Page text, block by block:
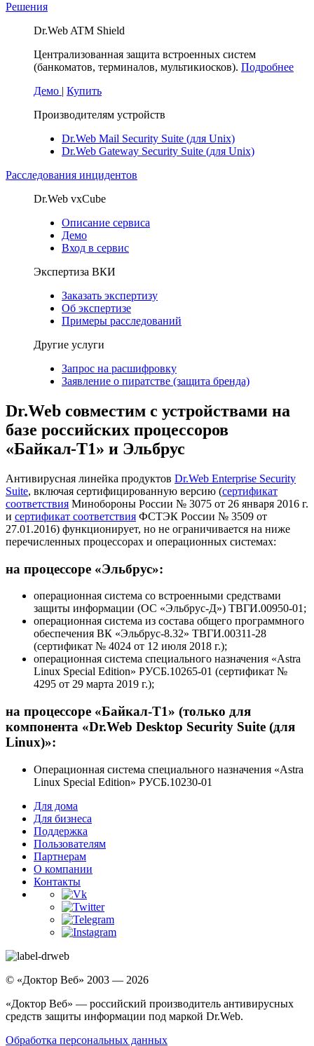
Решения
Dr.Web ATM Shield
Централизованная защита встроенных систем
(банкоматов, терминалов, мультикиосков). Подробнее
Демо | Купить
Производителям устройств
Dr.Web Mail Security Suite (для Unix)
Dr.Web Gateway Security Suite (для Unix)
Расследования инцидентов
Dr.Web vxCube
Описание сервиса
Демо
Вход в сервис
Экспертиза ВКИ
Заказать экспертизу
Об экспертизе
Примеры расследований
Другие услуги
Запрос на расшифровку
Заявление о пиратстве (защита бренда)
Dr.Web совместим с устройствами на
базе российских процессоров
«Байкал-Т1» и Эльбрус
Антивирусная линейка продуктов Dr.Web Enterprise Security
Suite, включая сертифицированную версию (сертификат
соответствия Минобороны России № 3075 от 26 января 2016 г.
и сертификат соответствия ФСТЭК России № 3509 от
27.01.2016) функционирует, но не ограничивается на ниже
перечисленных процессорах и операционных системах:
на процессоре «Эльбрус»:
операционная система со встроенными средствами
защиты информации (ОС «Эльбрус-Д») ТВГИ.00950-01;
операционная система из состава общего программного
обеспечения ВК «Эльбрус-8.32» ТВГИ.00311-28
(сертификат № 4024 от 12 июля 2018 г.);
операционная система специального назначения «Astra
Linux Special Edition» РУСБ.10265-01 (сертификат №
4295 от 29 марта 2019 г.);
на процессоре «Байкал-Т1» (только для
компонента «Dr.Web Desktop Security Suite (для
Linux)»:
Операционная система специального назначения «Astra
Linux Special Edition» РУСБ.10230-01
Для дома
Для бизнеса
Поддержка
Пользователям
Партнерам
О компании
Контакты
© «Доктор Веб» 2003 — 2026
«Доктор Веб» — российский производитель антивирусных
средств защиты информации под маркой Dr.Web.
Обработка персональных данных